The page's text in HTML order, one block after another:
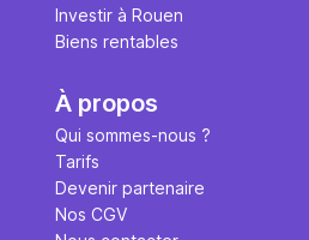
Investir à Rouen
Biens rentables
À propos
Qui sommes-nous ?
Tarifs
Devenir partenaire
Nos CGV